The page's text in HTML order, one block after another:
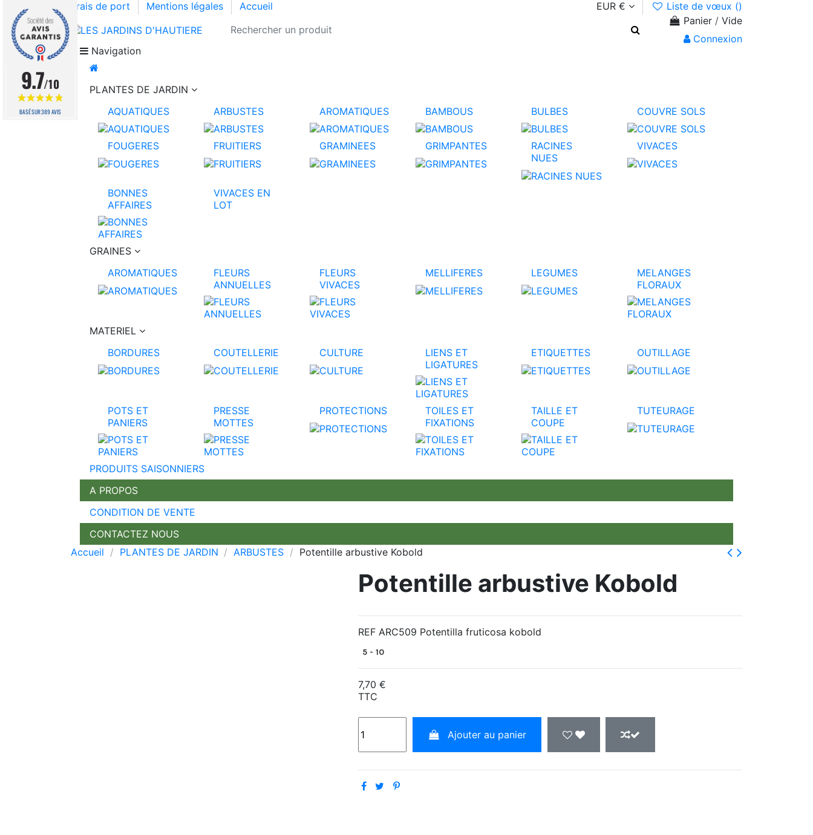
Frais de port Mentions légales Accueil EUR € Liste de vœux ()
Panier / Vide
Connexion
Navigation
PLANTES DE JARDIN
AQUATIQUES
ARBUSTES AROMATIQUES BAMBOUS BULBES COUVRE SOLS
FOUGERES FRUITIERS GRAMINEES GRIMPANTES
RACINES
NUES
VIVACES
BONNES
AFFAIRES
VIVACES EN
LOT
GRAINES
AROMATIQUES
FLEURS
ANNUELLES
FLEURS
VIVACES
MELLIFERES LEGUMES
MELANGES
FLORAUX
MATERIEL
BORDURES
COUTELLERIE CULTURE
LIENS ET
LIGATURES
ETIQUETTES OUTILLAGE
POTS ET
PANIERS
PRESSE
MOTTES
PROTECTIONS
TOILES ET
FIXATIONS
TAILLE ET
COUPE
TUTEURAGE
PRODUITS SAISONNIERS
A PROPOS
CONDITION DE VENTE
CONTACTEZ NOUS
Accueil
PLANTES DE JARDIN ARBUSTES Potentille arbustive Kobold
Potentille arbustive Kobold
REF ARC509 Potentilla fruticosa kobold
5 - 10
7,70 €
TTC
Ajouter au panier
9.7/10
BASÉ SUR 389 AVIS